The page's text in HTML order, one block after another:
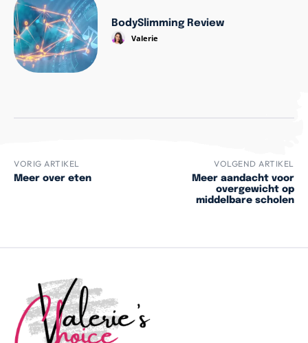
BodySlimming Review
Valerie
VORIG ARTIKEL
Meer over eten
VOLGEND ARTIKEL
Meer aandacht voor
overgewicht op
middelbare scholen